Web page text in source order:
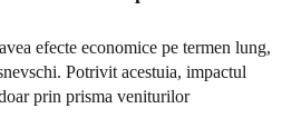
efecte economice pe termen lung,
Potrivit acestuia, impactul
prin prisma veniturilor